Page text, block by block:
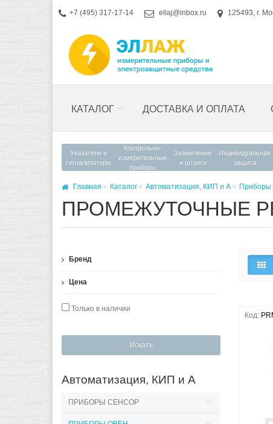
+7 (495) 317-17-14 ellaj@inbox.ru 125493, г.
КАТАЛОГ ДОСТАВКА И ОПЛАТА
Указатели и
сигнализаторы
Контрольно-
измерительные
приборы
Заземления
и штанги
Индивидуальная
защита
Главная Каталог Автоматизация, КИП и А Приборы
ПРОМЕЖУТОЧНЫЕ
Бренд
Цена
Только в наличии
Искать
Автоматизация, КИП и А
ПРИБОРЫ СЕНСОР
Код: